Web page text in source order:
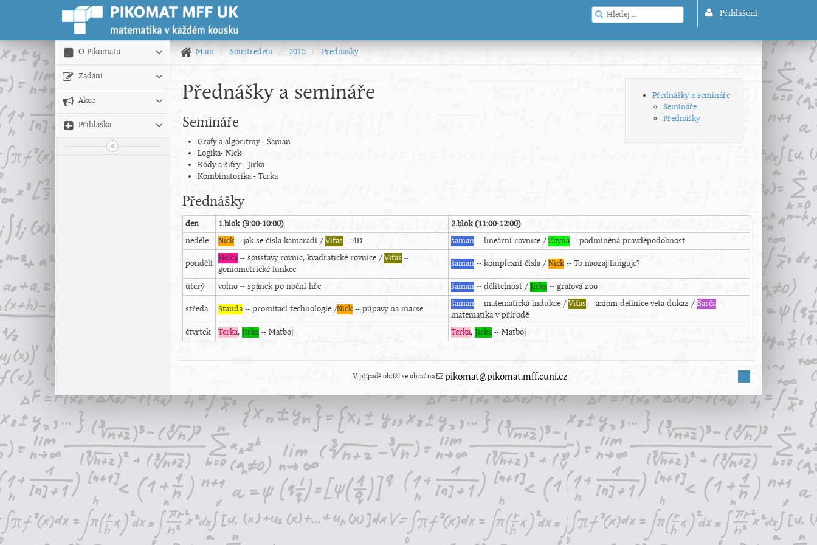
Přihlášení
O Pikomatu
Zadání
Akce
Přihláška
Main Soustredeni 2015 Prednasky
Přednášky a semináře
Semináře
Přednášky
Přednášky a semináře
Semináře
Grafy a algoritmy - Šaman
Logika- Nick
Kódy a šifry - Jirka
Kombinatorika - Terka
Přednášky
den 1.blok (9:00-10:00)
2.blok (11:00-12:00)
neděle
Nick-- jak se čísla kamarádí /Viťas -- 4D šaman -- lineární rovnice /Zbyňa -- podmíněná pravděpodobnost
pondělí
Helča -- soustavy rovnic, kvadratické rovnice /Viťas --
goniometrické funkce
šaman -- komplexní čísla /Nick-- To naozaj funguje?
úterý volno -- spánek po noční hře šaman -- dělitelnost / Jirka-- grafová zoo
středa Standa-- promítací technologie /Nick-- púpavy na marse
šaman -- matematická indukce /Viťas -- axiom definice veta dukaz /Barča --
matematika v přírodě
čtvrtek
Terka, Jirka -- Matboj Terka, Jirka-- Matboj
V případě obtíží se obrať na